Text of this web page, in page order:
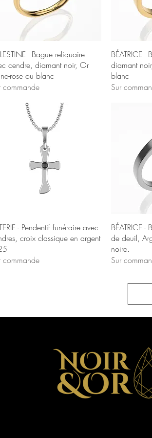
Aperçu rapide
- Bague reliquaire
cendre, diamant noir, Or
rose ou blanc
commande
BÉATRICE
diamant
blanc
Sur
Aperçu rapide
- Pendentif funéraire avec
croix classique en argent
commande
BÉATRICE
de deuil,
noire.
Sur